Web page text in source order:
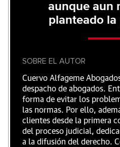
aunque aun
planteado la
SOBRE EL AUTOR
Cuervo Alfageme
despacho de abogados.
forma de evitar los
las normas. Por ello,
clientes desde la primera
del proceso judicial,
a la difusión del derecho.